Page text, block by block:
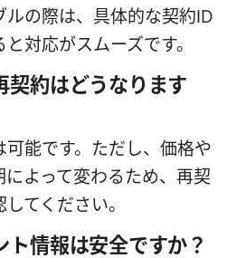
ルの際は、具体的な契約ID
対応がスムーズです。
契約はどうなります
能です。ただし、価格や
よって変わるため、再契
てください。
ト情報は安全ですか？